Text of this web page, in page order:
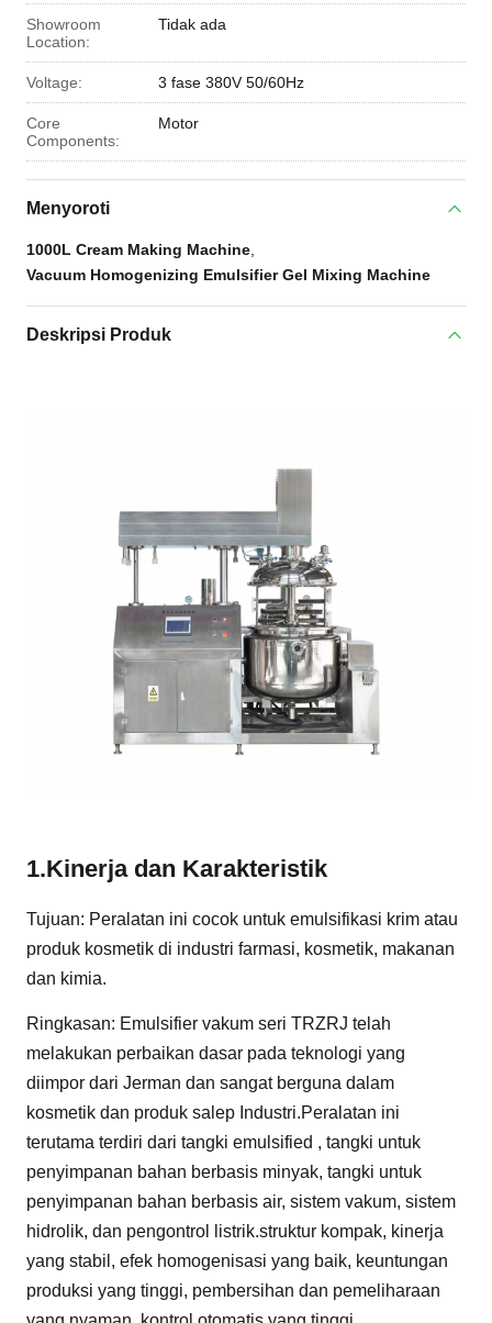
Showroom
Location:
Tidak ada
Voltage: 3 fase 380V 50/60Hz
Core
Components:
Motor
Menyoroti
1000L Cream Making Machine
Vacuum Homogenizing Emulsifier Gel Mixing Machine
Deskripsi Produk
1.Kinerja dan Karakteristik
Tujuan: Peralatan ini cocok untuk emulsifikasi krim atau
produk kosmetik di industri farmasi, kosmetik, makanan
dan kimia.
Ringkasan: Emulsifier vakum seri TRZRJ telah
melakukan perbaikan dasar pada teknologi yang
diimpor dari Jerman dan sangat berguna dalam
kosmetik dan produk salep Industri.Peralatan ini
terutama terdiri dari tangki emulsified , tangki untuk
penyimpanan bahan berbasis minyak, tangki untuk
penyimpanan bahan berbasis air, sistem vakum, sistem
hidrolik, dan pengontrol listrik.struktur kompak, kinerja
yang stabil, efek homogenisasi yang baik, keuntungan
produksi yang tinggi, pembersihan dan pemeliharaan